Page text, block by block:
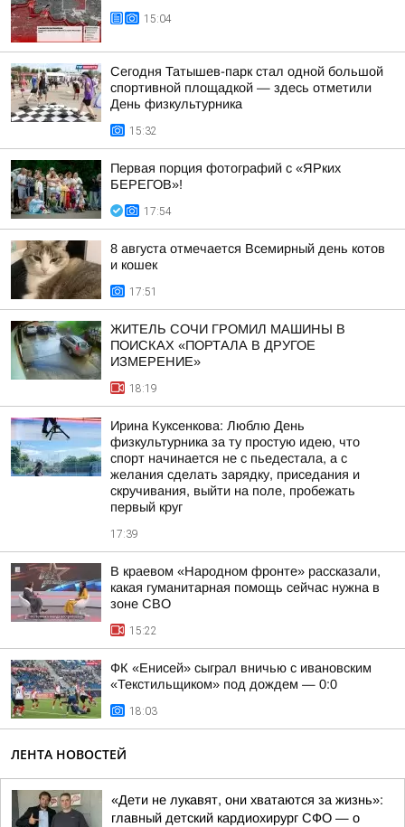
15:04
Сегодня Татышев-парк стал одной большой
спортивной площадкой — здесь отметили
День физкультурника
15:32
Первая порция фотографий с «ЯРких
БЕРЕГОВ»!
17:54
8 августа отмечается Всемирный день котов
и кошек
17:51
ЖИТЕЛЬ СОЧИ ГРОМИЛ МАШИНЫ В
ПОИСКАХ «ПОРТАЛА В ДРУГОЕ
ИЗМЕРЕНИЕ»
18:19
Ирина Куксенкова: Люблю День
физкультурника за ту простую идею, что
спорт начинается не с пьедестала, а с
желания сделать зарядку, приседания и
скручивания, выйти на поле, пробежать
первый круг
17:39
В краевом «Народном фронте» рассказали,
какая гуманитарная помощь сейчас нужна в
зоне СВО
15:22
ФК «Енисей» сыграл вничью с ивановским
«Текстильщиком» под дождем — 0:0
18:03
ЛЕНТА НОВОСТЕЙ
«Дети не лукавят, они хватаются за жизнь»:
главный детский кардиохирург СФО — о